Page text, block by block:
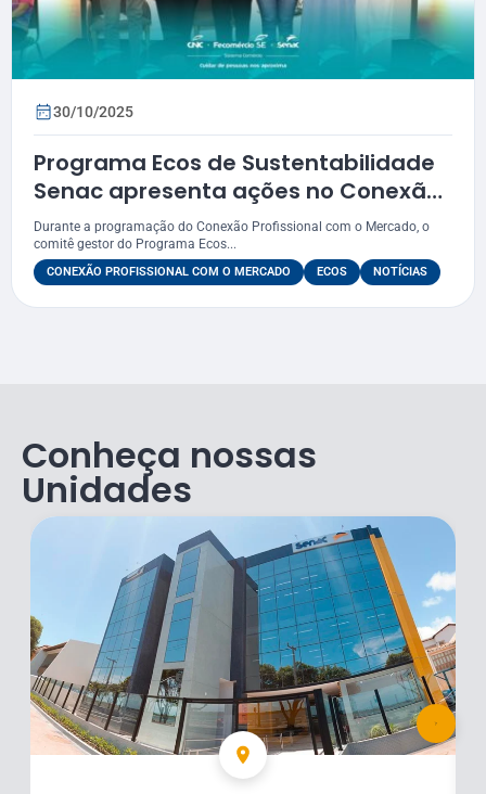
30/10/2025
Programa Ecos de Sustentabilidade
Senac apresenta ações no Conexão
Profissional com o Mercado
Durante a programação do Conexão Profissional com o Mercado, o
comitê gestor do Programa Ecos...
CONEXÃO PROFISSIONAL COM O MERCADO ECOS NOTÍCIAS
Conheça nossas
Unidades